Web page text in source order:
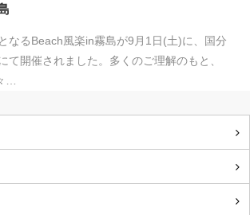
なるBeach風楽in霧島が9月1日(土)に、国分
て開催されました。多くのご理解のもと、
…